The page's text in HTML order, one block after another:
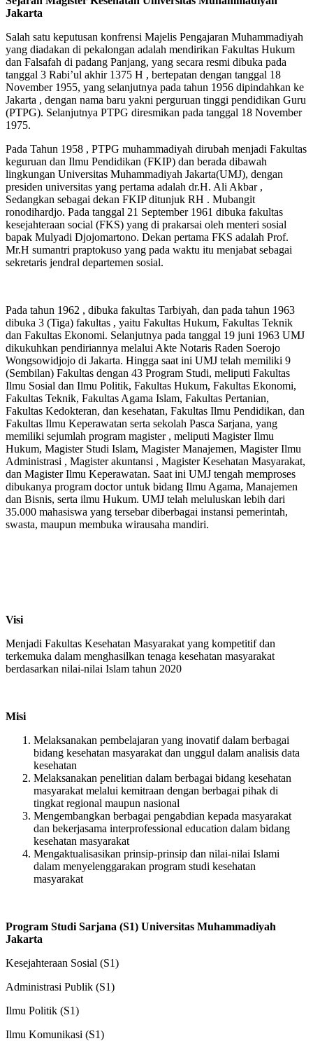
Jakarta
Salah satu keputusan konfrensi Majelis Pengajaran Muhammadiyah
yang diadakan di pekalongan adalah mendirikan Fakultas Hukum
dan Falsafah di padang Panjang, yang secara resmi dibuka pada
tanggal 3 Rabi’ul akhir 1375 H , bertepatan dengan tanggal 18
November 1955, yang selanjutnya pada tahun 1956 dipindahkan ke
Jakarta , dengan nama baru yakni perguruan tinggi pendidikan Guru
(PTPG). Selanjutnya PTPG diresmikan pada tanggal 18 November
1975.
Pada Tahun 1958 , PTPG muhammadiyah dirubah menjadi Fakultas
keguruan dan Ilmu Pendidikan (FKIP) dan berada dibawah
lingkungan Universitas Muhammadiyah Jakarta(UMJ), dengan
presiden universitas yang pertama adalah dr.H. Ali Akbar ,
Sedangkan sebagai dekan FKIP ditunjuk RH . Mubangit
ronodihardjo. Pada tanggal 21 September 1961 dibuka fakultas
kesejahteraan social (FKS) yang di prakarsai oleh menteri sosial
bapak Mulyadi Djojomartono. Dekan pertama FKS adalah Prof.
Mr.H sumantri praptokuso yang pada waktu itu menjabat sebagai
sekretaris jendral departemen sosial.
Pada tahun 1962 , dibuka fakultas Tarbiyah, dan pada tahun 1963
dibuka 3 (Tiga) fakultas , yaitu Fakultas Hukum, Fakultas Teknik
dan Fakultas Ekonomi. Selanjutnya pada tanggal 19 juni 1963 UMJ
dikukuhkan pendiriannya melalui Akte Notaris Raden Soerojo
Wongsowidjojo di Jakarta. Hingga saat ini UMJ telah memiliki 9
(Sembilan) Fakultas dengan 43 Program Studi, meliputi Fakultas
Ilmu Sosial dan Ilmu Politik, Fakultas Hukum, Fakultas Ekonomi,
Fakultas Teknik, Fakultas Agama Islam, Fakultas Pertanian,
Fakultas Kedokteran, dan kesehatan, Fakultas Ilmu Pendidikan, dan
Fakultas Ilmu Keperawatan serta sekolah Pasca Sarjana, yang
memiliki sejumlah program magister , meliputi Magister Ilmu
Hukum, Magister Studi Islam, Magister Manajemen, Magister Ilmu
Administrasi , Magister akuntansi , Magister Kesehatan Masyarakat,
dan Magister Ilmu Keperawatan. Saat ini UMJ tengah memproses
dibukanya program doctor untuk bidang Ilmu Agama, Manajemen
dan Bisnis, serta ilmu Hukum. UMJ telah meluluskan lebih dari
35.000 mahasiswa yang tersebar diberbagai instansi pemerintah,
swasta, maupun membuka wirausaha mandiri.
Visi
Menjadi Fakultas Kesehatan Masyarakat yang kompetitif dan
terkemuka dalam menghasilkan tenaga kesehatan masyarakat
berdasarkan nilai-nilai Islam tahun 2020
Misi
Melaksanakan pembelajaran yang inovatif dalam berbagai
bidang kesehatan masyarakat dan unggul dalam analisis data
kesehatan
Melaksanakan penelitian dalam berbagai bidang kesehatan
masyarakat melalui kemitraan dengan berbagai pihak di
tingkat regional maupun nasional
Mengembangkan berbagai pengabdian kepada masyarakat
dan bekerjasama interprofessional education dalam bidang
kesehatan masyarakat
Mengaktualisasikan prinsip-prinsip dan nilai-nilai Islami
dalam menyelenggarakan program studi kesehatan
masyarakat
Program Studi Sarjana (S1) Universitas Muhammadiyah
Jakarta
Kesejahteraan Sosial (S1)
Administrasi Publik (S1)
Ilmu Politik (S1)
Ilmu Komunikasi (S1)